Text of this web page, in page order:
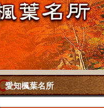
愛知楓葉名所